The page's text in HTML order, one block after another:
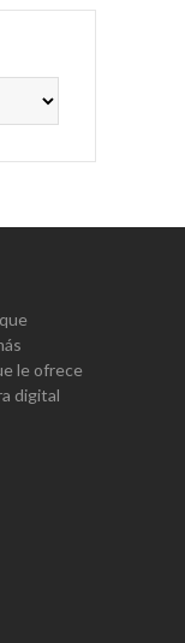
le ofrece
digital